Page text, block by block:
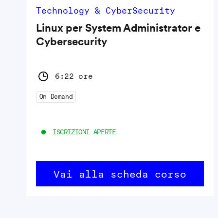
Technology & CyberSecurity
Linux per System Administrator e
Cybersecurity
6:22 ore
On Demand
ISCRIZIONI APERTE
Vai alla scheda corso